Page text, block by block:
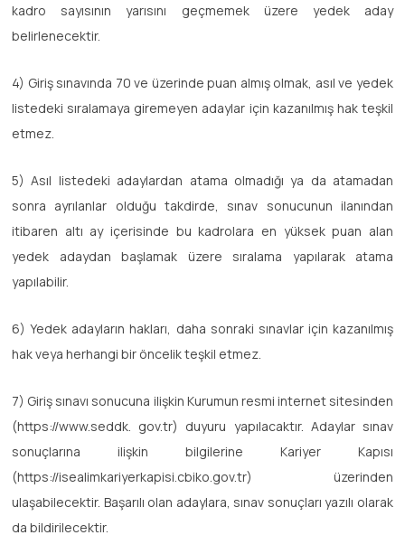
kadro sayısının yarısını geçmemek üzere yedek aday
belirlenecektir.
4) Giriş sınavında 70 ve üzerinde puan almış olmak, asıl ve yedek
listedeki sıralamaya giremeyen adaylar için kazanılmış hak teşkil
etmez.
5) Asıl listedeki adaylardan atama olmadığı ya da atamadan
sonra ayrılanlar olduğu takdirde, sınav sonucunun ilanından
itibaren altı ay içerisinde bu kadrolara en yüksek puan alan
yedek adaydan başlamak üzere sıralama yapılarak atama
yapılabilir.
6) Yedek adayların hakları, daha sonraki sınavlar için kazanılmış
hak veya herhangi bir öncelik teşkil etmez.
7) Giriş sınavı sonucuna ilişkin Kurumun resmi internet sitesinden
(https://www.seddk. gov.tr) duyuru yapılacaktır. Adaylar sınav
sonuçlarına ilişkin bilgilerine Kariyer Kapısı
(https://isealimkariyerkapisi.cbiko.gov.tr) üzerinden
ulaşabilecektir. Başarılı olan adaylara, sınav sonuçları yazılı olarak
da bildirilecektir.